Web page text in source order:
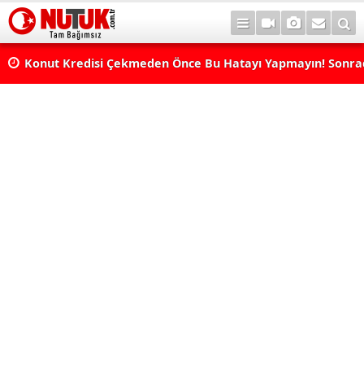
Konut Kredisi Çekmeden Önce Bu Hatayı Yapmayın!